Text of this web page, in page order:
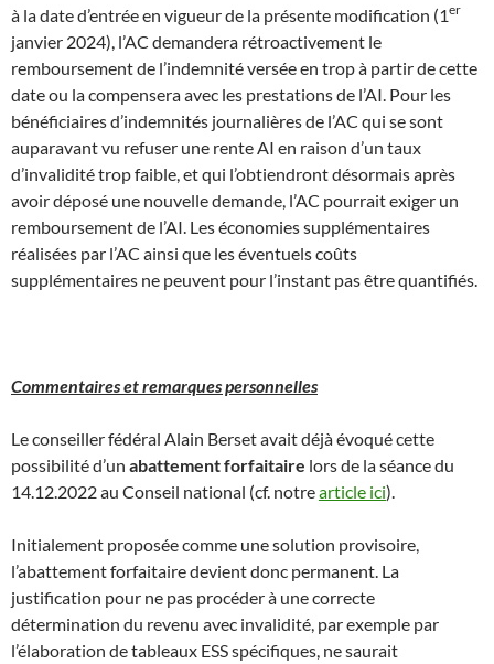
à la date d’entrée en vigueur de la présente modification (1er
janvier 2024), l’AC demandera rétroactivement le
remboursement de l’indemnité versée en trop à partir de cette
date ou la compensera avec les prestations de l’AI. Pour les
bénéficiaires d’indemnités journalières de l’AC qui se sont
auparavant vu refuser une rente AI en raison d’un taux
d’invalidité trop faible, et qui l’obtiendront désormais après
avoir déposé une nouvelle demande, l’AC pourrait exiger un
remboursement de l’AI. Les économies supplémentaires
réalisées par l’AC ainsi que les éventuels coûts
supplémentaires ne peuvent pour l’instant pas être quantifiés.
Commentaires et remarques personnelles
Le conseiller fédéral Alain Berset avait déjà évoqué cette
possibilité d’un abattement forfaitaire lors de la séance du
14.12.2022 au Conseil national (cf. notrearticle ici).
Initialement proposée comme une solution provisoire,
l’abattement forfaitaire devient donc permanent. La
justification pour ne pas procéder à une correcte
détermination du revenu avec invalidité, par exemple par
l’élaboration de tableaux ESS spécifiques, ne saurait